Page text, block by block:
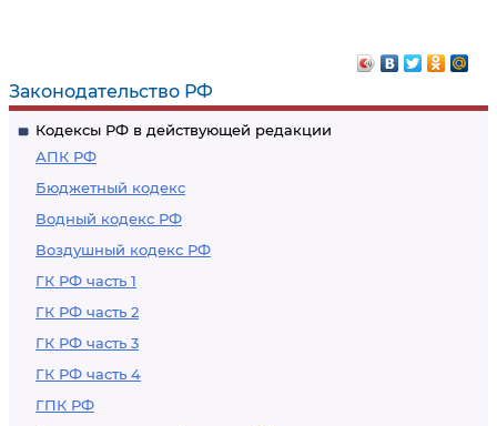
Законодательство РФ
Кодексы РФ в действующей редакции
АПК РФ
Бюджетный кодекс
Водный кодекс РФ
Воздушный кодекс РФ
ГК РФ часть 1
ГК РФ часть 2
ГК РФ часть 3
ГК РФ часть 4
ГПК РФ